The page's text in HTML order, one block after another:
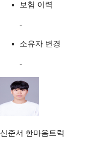
보험 이력
-
소유자 변경
-
신준서 한마음트럭